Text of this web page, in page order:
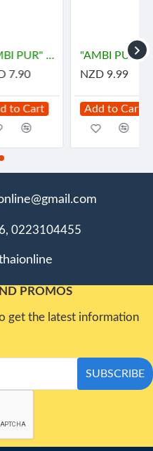
"AMBI PUR" Gel Fresh Air Fresheners Refreshing - LEMON (180 grams)
Cart
"AMBI PUR" Room Fresh Gel - DOWNY MYSTIQUE (180 grams) - "แอมมิเพอร์" เจลเฟรช กลิ่นมีสทีค
NZD 9.99
Add to Cart
0223104455
PROMOS
get the latest information
SUBSCRIBE